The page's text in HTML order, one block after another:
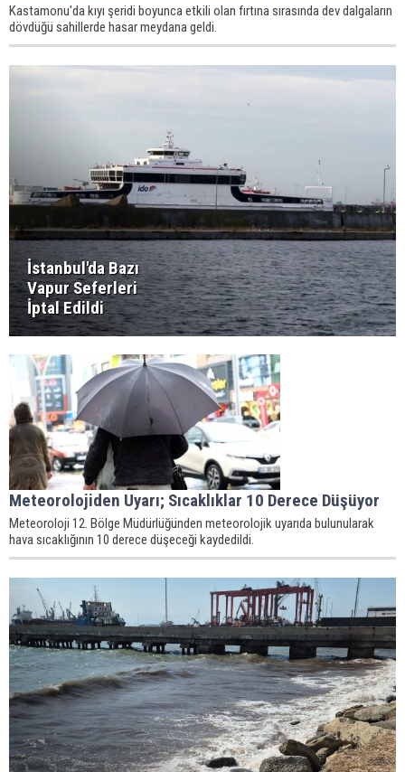
Kastamonu'da kıyı şeridi boyunca etkili olan fırtına sırasında dev dalgaların
dövdüğü sahillerde hasar meydana geldi.
İstanbul'da Bazı
Vapur Seferleri
İptal Edildi
Meteorolojiden Uyarı; Sıcaklıklar 10 Derece Düşüyor
Meteoroloji 12. Bölge Müdürlüğünden meteorolojik uyarıda bulunularak
hava sıcaklığının 10 derece düşeceği kaydedildi.